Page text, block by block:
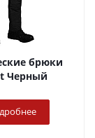
брюки
Черный